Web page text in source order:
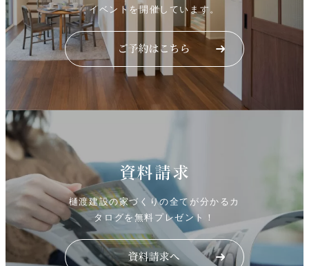
イベントを開催しています。
資料請求
樋渡建設の家づくりの全てが分かるカ
タログを無料プレゼント！